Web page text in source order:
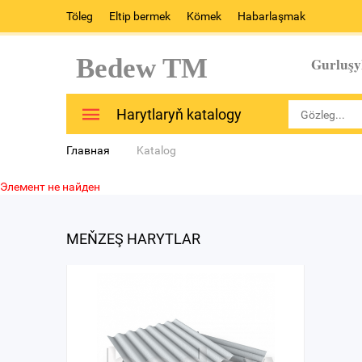
Töleg Eltip bermek Kömek Habarlaşmak
Bedew TM
Harytlaryň katalogy
Главная Katalog
Элемент не найден
MEŇZEŞ HARYTLAR